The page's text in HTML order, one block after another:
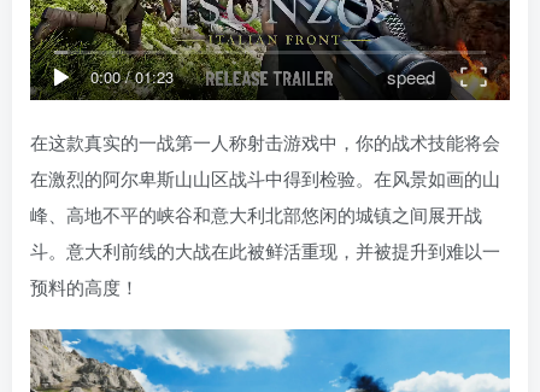
0:00/01:23 speed
在这款真实的一战第一人称射击游戏中，你的战术技能将会
在激烈的阿尔卑斯山山区战斗中得到检验。在风景如画的山
峰、高地不平的峡谷和意大利北部悠闲的城镇之间展开战
斗。意大利前线的大战在此被鲜活重现，并被提升到难以一
预料的高度！